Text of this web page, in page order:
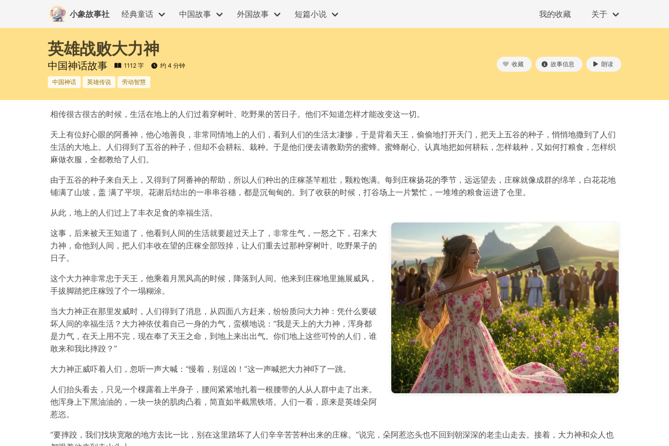
小象故事社 经典童话 中国故事 外国故事 短篇小说 我的收藏 关于
英雄战败大力神
中国神话故事 1112 字 约 4 分钟
中国神话 英雄传说 劳动智慧
收藏 故事信息 朗读
相传很古很古的时候，生活在地上的人们过着穿树叶、吃野果的苦日子。他们不知道怎样才能改变这一切。
天上有位好心眼的阿番神，他心地善良，非常同情地上的人们，看到人们的生活太凄惨，于是背着天王，偷偷地打开天门，把天上五谷的种子，悄悄地撒到了人们
生活的大地上。人们得到了五谷的种子，但却不会耕耘、栽种。于是他们便去请教勤劳的蜜蜂。蜜蜂耐心、认真地把如何耕耘，怎样栽种，又如何打粮食，怎样织
麻做衣服，全都教给了人们。
由于五谷的种子来自天上，又得到了阿番神的帮助，所以人们种出的庄稼茎竿粗壮，颗粒饱满。每到庄稼扬花的季节，远远望去，庄稼就像成群的绵羊，白花花地
铺满了山坡，盖 满了平坝。花谢后结出的一串串谷穗，都是沉甸甸的。到了收获的时候，打谷场上一片繁忙，一堆堆的粮食运进了仓里。
从此，地上的人们过上了丰衣足食的幸福生活。
这事，后来被天王知道了，他看到人间的生活就要超过天上了，非常生气，一怒之下，召来大
力神，命他到人间，把人们丰收在望的庄稼全部毁掉，让人们重去过那种穿树叶、吃野果子的
日子。
这个大力神非常忠于天王，他乘着月黑风高的时候，降落到人间。他来到庄稼地里施展威风，
手拔脚踏把庄稼毁了个一塌糊涂。
当大力神正在那里发威时，人们得到了消息，从四面八方赶来，纷纷质问大力神：凭什么要破
坏人间的幸福生活？大力神依仗着自己一身的力气，蛮横地说：“我是天上的大力神，浑身都
是力气，在天上用不完，现在奉了天王之命，到地上来出出气。你们地上这些可怜的人们，谁
敢来和我比摔跤？”
大力神正威吓着人们，忽听一声大喊：“慢着，别逞凶！”这一声喊把大力神吓了一跳。
人们抬头看去，只见一个棵露着上半身子，腰间紧紧地扎着一根腰带的人从人群中走了出来。
他浑身上下黑油油的，一块一块的肌肉凸着，简直如半截黑铁塔。人们一看，原来是英雄朵阿
惹恣。
“要摔跤，我们找块宽敞的地方去比一比，别在这里踏坏了人们辛辛苦苦种出来的庄稼。”说完，朵阿惹恣头也不回到朝深深的老圭山走去。接着，大力神和众人也